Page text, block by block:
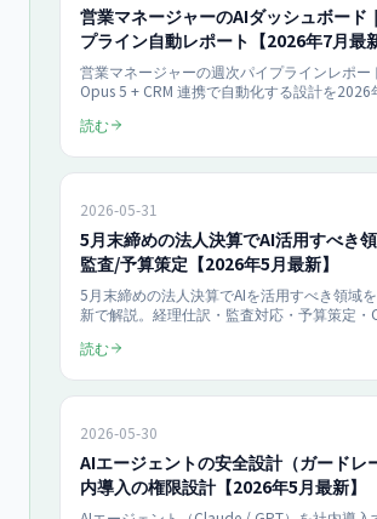
営業マネージャーのAIダッシュボード
プライン自動レポート【2026年7月最
営業マネージャーの週次パイプラインレポー
Opus 5 + CRM 連携で自動化する設計を2026
スコア、Slack 自動配信、ダッシュボード構
読む
2026-05-31
5月末締めの法人決算でAI活用すべき
監査/予算策定【2026年5月最新】
5月末締めの法人決算でAIを活用すべき領域
新で解説。経理仕訳・監査対応・予算策定
に網羅。
読む
2026-05-30
AIエージェントの安全設計（ガードレ
内導入の権限設計【2026年5月最新】